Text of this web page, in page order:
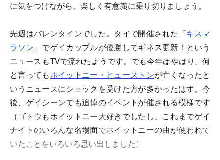
に気をつけながら、楽しく有意義に乗り切りましょう。
先週はバレンタインでした。タイで開催された「キスマ
ラソン 」でゲイカップルが優勝してギネス更新！という
ニュースもTVで流れたようです。でも今年はやはり、何
と言ってもホイットニー・ヒューストンが亡くなったと
いうニュースにショックを受けた方が多かったはず。今
後、ゲイシーンでも追悼のイベントが催される模様です
（ゴトウもホイットニー大好きでしたし、これまでゲイ
ナイトのいろんな名場面でホイットニーの曲が使われて
いたことをいろいろ思い出しました）